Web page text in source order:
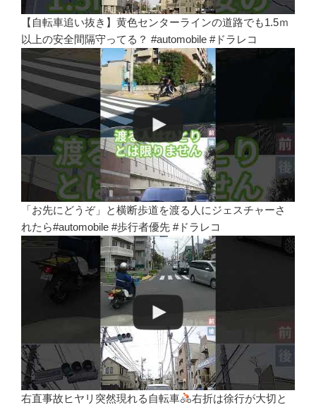
【自転車追い抜き】黄色センターラインの道路でも1.5ｍ
以上の安全間隔守ってる？ #automobile #ドラレコ
「お先にどうぞ」と横断歩道を渡る人にジェスチャーさ
れたら#automobile #歩行者優先 #ドラレコ
右直事故ヒヤリ突然現れる自転車
右折は徐行が大切と